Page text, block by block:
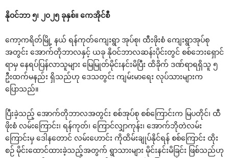
နိုဝင်ဘာ ၅၊ ၂၀၂၅ ခုနှစ်။ ကေအိုင်စီ
ကော့ကရိတ်မြို့ နယ် ရန်ကုတ်ကျေးရွာ အုပ်စု၊ ထီးဖိုးစံ ကျေးရွာအုပ်စု
အတွင်း အောက်တိုဘာလနှင့် ယခု နိုဝင်ဘာလဆန်းပိုင်းတွင် စစ်ဘေးရှောင်
ရာမှ နေရပ်ပြန်လာသူများ မြေမြုတ်မိုင်းနင်းမိပြီး ထိခိုက် ဒဏ်ရာရရှိသူ ၅
ဦးထက်မနည်း ရှိသည်ဟု ဒေသတွင်း ကျမ်းမာရေး လုပ်သားများက
ပြောသည်။
ပြီးခဲ့သည့် အောက်တိုဘာလအတွင်း စစ်အုပ်စု စစ်ကြောင်းက မြပတိုင်၊ ထီ
ဖိုးစံ လမ်းကြောင်း၊ ရန်ကုတ်‌၊ ကြောင်လျှာကုန်း၊‌ အောက်ဘိုတဲလမ်း‌
ကြောင်းမှ ဒေါနတောင် လမ်းဟောင်း ကိုထိမ်းချုပ်နိုင်ရန် စစ်ကြောင်း ထိုး
စဉ် မိုင်းထောင်ထားခဲ့သည့်အတွက် ရွာသားများ မိုင်းနင်းမိခြင်း ဖြစ်သည်ဟု